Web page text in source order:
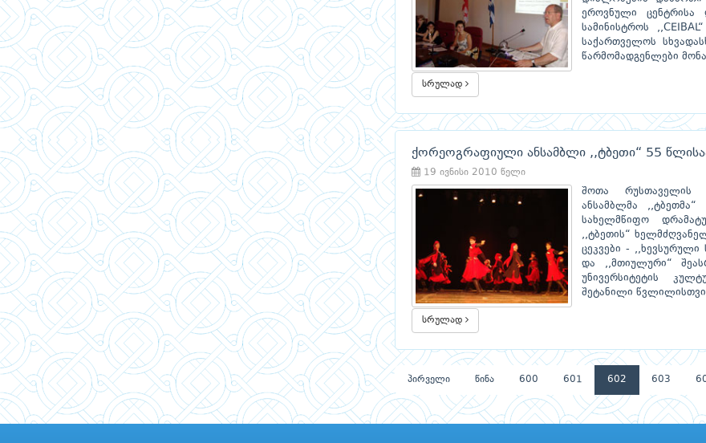
ეროვნული ცენტრისა
სამინისტროს
საქართველოს
წარმომადგენლები
სრულად
ქორეოგრაფიული ანსამბლი ,,ტბეთი“ 55
19 ივნისი 2010 წელი
შოთა რუსთაველის
ანსამბლმა
სახელმწიფო
,,ტბეთის“
ცეკვები -
და ,,მთიულური“
უნივერსიტეტის
შეტანილი
სრულად
პირველი წინა 600 601 602 603